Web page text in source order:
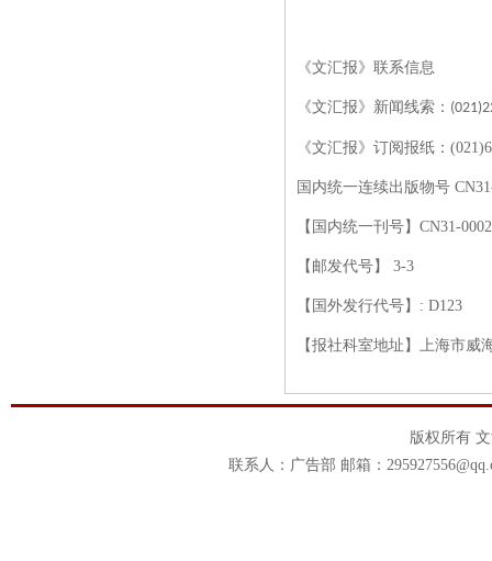
《文汇报》联系信息
《文汇报》新闻线索：
《文汇报》订阅报纸：
国内统一连续出版物号
【国内统一刊号】 CN31-0002
【邮发代号】 3-3
【国外发行代号】 : D123
【报社科室地址】上海市威
版权所有
联系人：广告部 邮箱：